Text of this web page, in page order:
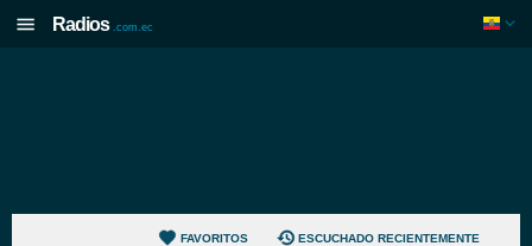
Radios .com.ec
FAVORITOS ESCUCHADO RECIENTEMENTE